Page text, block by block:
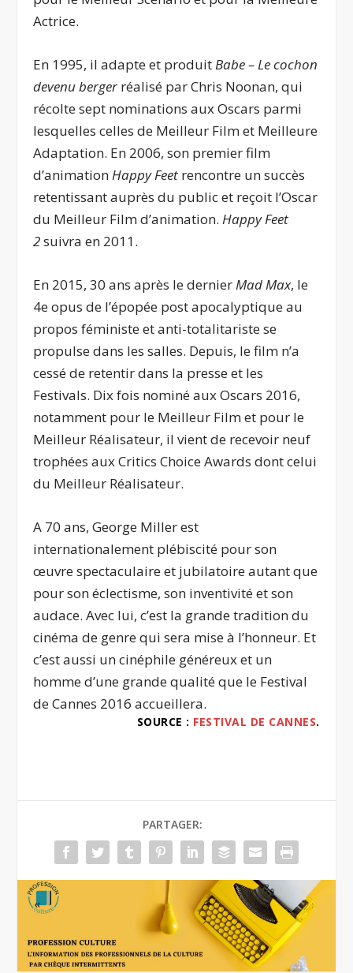
Actrice.
En 1995, il adapte et produitBabe – Le cochon
devenu berger réalisé par Chris Noonan, qui
récolte sept nominations aux Oscars parmi
lesquelles celles de Meilleur Film et Meilleure
Adaptation. En 2006, son premier film
d’animationHappy Feet rencontre un succès
retentissant auprès du public et reçoit l’Oscar
du Meilleur Film d’animation.Happy Feet
2suivra en 2011.
En 2015, 30 ans après le dernierMad Max, le
4e opus de l’épopée post apocalyptique au
propos féministe et anti-totalitariste se
propulse dans les salles. Depuis, le film n’a
cessé de retentir dans la presse et les
Festivals. Dix fois nominé aux Oscars 2016,
notamment pour le Meilleur Film et pour le
Meilleur Réalisateur, il vient de recevoir neuf
trophées aux Critics Choice Awards dont celui
du Meilleur Réalisateur.
A 70 ans, George Miller est
internationalement plébiscité pour son
œuvre spectaculaire et jubilatoire autant que
pour son éclectisme, son inventivité et son
audace. Avec lui, c’est la grande tradition du
cinéma de genre qui sera mise à l’honneur. Et
c’est aussi un cinéphile généreux et un
homme d’une grande qualité que le Festival
de Cannes 2016 accueillera.
SOURCE : FESTIVAL DE CANNES.
PARTAGER: